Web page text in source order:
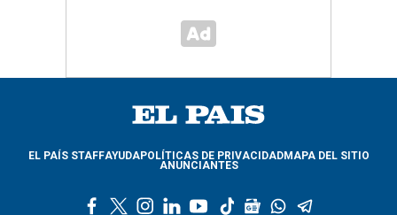
EL PAÍS STAFFAYUDAPOLÍTICAS DE PRIVACIDADMAPA DEL SITIO
ANUNCIANTES
l
y
t
g
w